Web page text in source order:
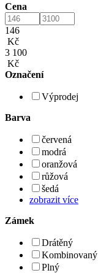
Cena
146
Kč
3 100
Kč
Označení
Výprodej
Barva
červená
modrá
oranžová
růžová
šedá
zobrazit více
Zámek
Drátěný
Kombinovaný
Plný